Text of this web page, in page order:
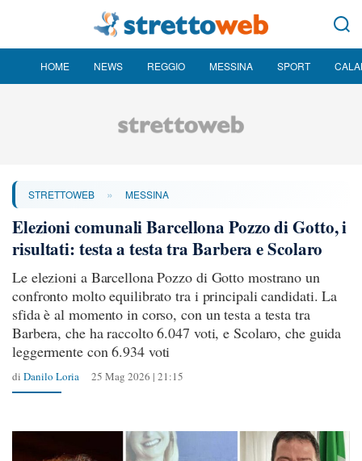
HOME NEWS REGGIO MESSINA SPORT
STRETTOWEB » MESSINA
Elezioni comunali Barcellona Pozzo di Gotto, i
risultati: testa a testa tra Barbera e Scolaro
Le elezioni a Barcellona Pozzo di Gotto mostrano un
confronto molto equilibrato tra i principali candidati. La
sfida è al momento in corso, con un testa a testa tra
Barbera, che ha raccolto 6.047 voti, e Scolaro, che guida
leggermente con 6.934 voti
di Danilo Loria 25 Mag 2026 | 21:15